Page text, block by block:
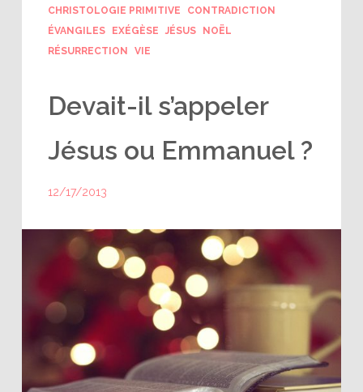
CHRISTOLOGIE PRIMITIVE
CONTRADICTION
ÉVANGILES
EXÉGÈSE JÉSUS
NOËL
RÉSURRECTION
VIE
Devait-il s’appeler
Jésus ou Emmanuel ?
12/17/2013